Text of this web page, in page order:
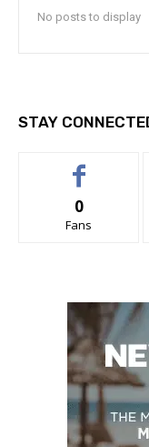
No posts to display
STAY
0
Fans